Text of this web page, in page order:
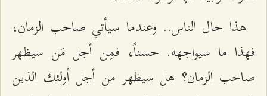
هذا حال الناس.. وعندما سيأتي صاحب الزمان،
فهذا ما سيواجهه. حسناً، فمِن أجل مَن سيظهر
صاحب الزمان؟ هل سيظهر من أجل أولئك الذين